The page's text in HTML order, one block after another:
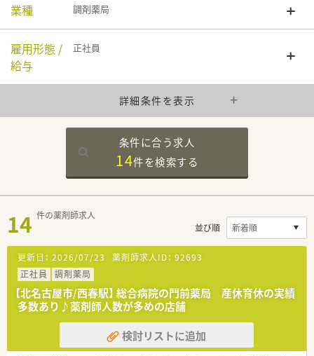
業種 調剤薬局
雇用形態 /
給与
正社員
詳細条件を表示
条件に合う求人
14件を検索する
14 件の薬剤師求人
並び順
更新日： 2026/07/23 薬剤師求人ID： 92693
正社員
調剤薬局
【北名古屋市/西春駅】 総合病院の門前薬局 産休育休の実績
多数あり♪薬剤師人数が多めの店舗
検討リストに追加